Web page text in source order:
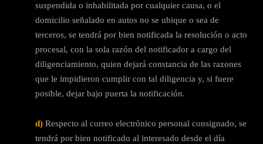
suspendida o inhabilitada por cualquier causa, o el
domicilio señalado en autos no se ubique o sea de
terceros, se tendrá por bien notificada la resolución o acto
procesal, con la sola razón del notificador a cargo del
diligenciamiento, quien dejará constancia de las razones
que le impidieron cumplir con tal diligencia y, si fuere
posible, dejar bajo puerta la notificación.
d) Respecto al correo electrónico personal consignado, se
tendrá por bien notificado al interesado desde el día